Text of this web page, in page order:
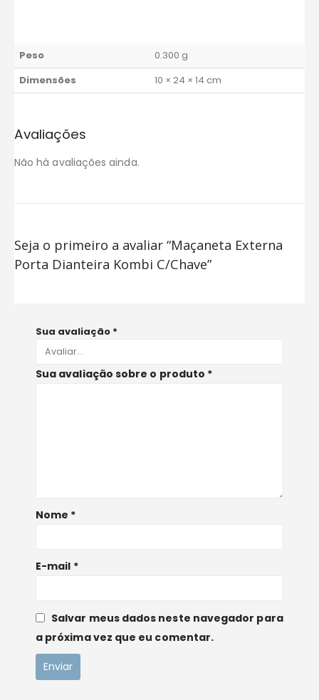
Peso
0.300 g
Dimensões
10 × 24 × 14 cm
Avaliações
Não há avaliações ainda.
Seja o primeiro a avaliar “Maçaneta Externa
Porta Dianteira Kombi C/Chave”
Sua avaliação *
Sua avaliação sobre o produto *
Nome *
E-mail *
Salvar meus dados neste navegador para
a próxima vez que eu comentar.
Política de Privacidade
Política de Pagamento
Política de Frete